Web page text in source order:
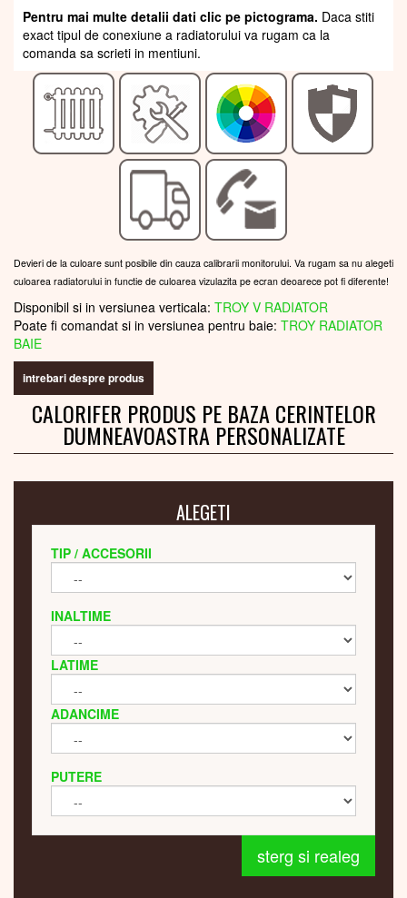
Pentru mai multe detalii dati clic pe pictograma. Daca stiti
exact tipul de conexiune a radiatorului va rugam ca la
comanda sa scrieti in mentiuni.
Devieri de la culoare sunt posibile din cauza calibrarii monitorului. Va rugam sa nu alegeti
culoarea radiatorului in functie de culoarea vizulazita pe ecran deoarece pot fi diferente!
Disponibil si in versiunea verticala: TROY V RADIATOR
Poate fi comandat si in versiunea pentru baie: TROY RADIATOR
BAIE
intrebari despre produs
CALORIFER PRODUS PE BAZA CERINTELOR
DUMNEAVOASTRA PERSONALIZATE
ALEGETI
TIP / ACCESORII
INALTIME
LATIME
ADANCIME
PUTERE
sterg si realeg